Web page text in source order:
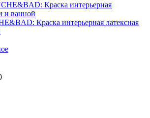
Краска интерьерная латексная